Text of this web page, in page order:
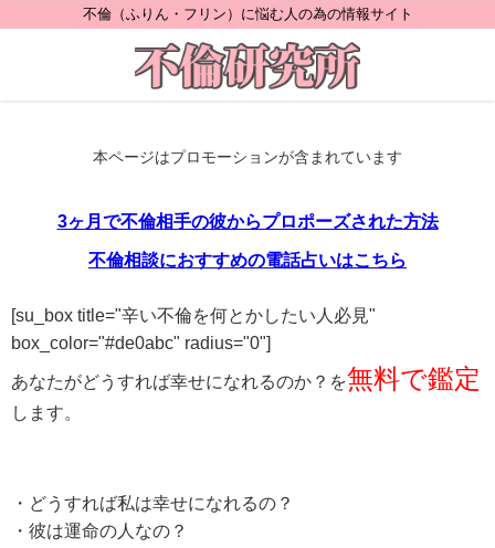
不倫（ふりん・フリン）に悩む人の為の情報サイト
本ページはプロモーションが含まれています
3ヶ月で不倫相手の彼からプロポーズされた方法
不倫相談におすすめの電話占いはこちら
[su_box title="辛い不倫を何とかしたい人必見"
box_color="#de0abc" radius="0"]
あなたがどうすれば幸せになれるのか？を無料で鑑定
します。
・どうすれば私は幸せになれるの？
・彼は運命の人なの？